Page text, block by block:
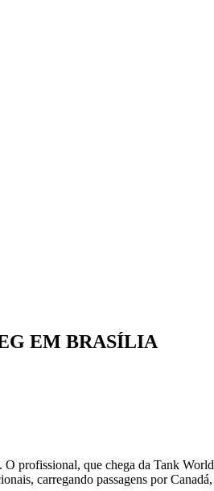
EM BRASÍLIA
profissional, que chega da Tank
carregando passagens por